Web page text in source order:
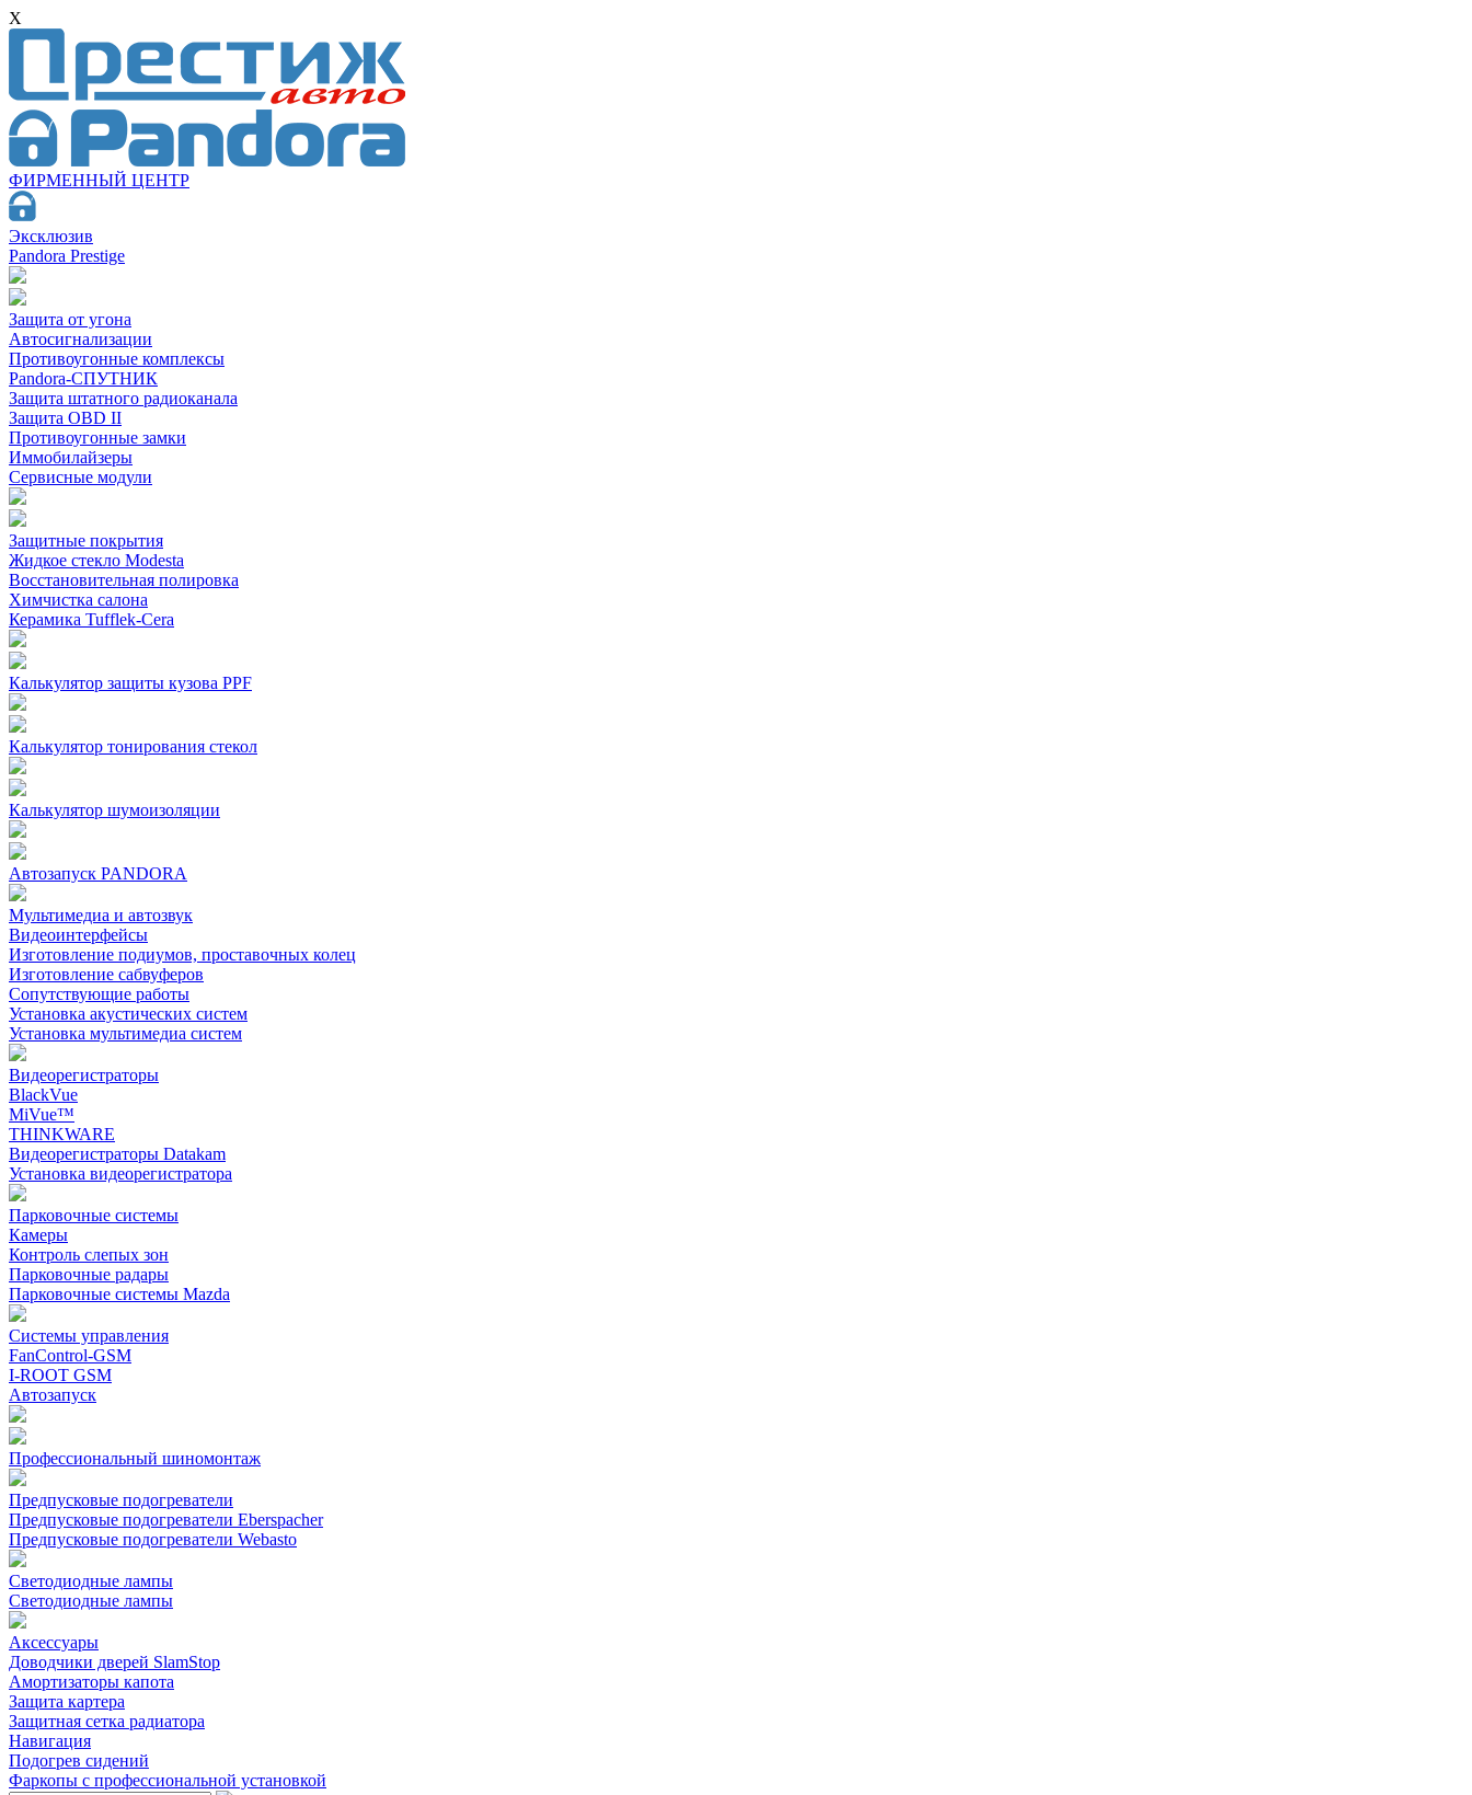
X
ФИРМЕННЫЙ ЦЕНТР
Эксклюзив
Pandora Prestige
Защита от угона
Автосигнализации
Противоугонные комплексы
Pandora-СПУТНИК
Защита штатного радиоканала
Защита OBD II
Противоугонные замки
Иммобилайзеры
Сервисные модули
Защитные покрытия
Жидкое стекло Modesta
Восстановительная полировка
Химчистка салона
Керамика Tufflek-Cera
Калькулятор защиты кузова PPF
Калькулятор тонирования стекол
Калькулятор шумоизоляции
Автозапуск PANDORA
Мультимедиа и автозвук
Видеоинтерфейсы
Изготовление подиумов, проставочных колец
Изготовление сабвуферов
Сопутствующие работы
Установка акустических систем
Установка мультимедиа систем
Видеорегистраторы
BlackVue
MiVue™
THINKWARE
Видеорегистраторы Datakam
Установка видеорегистратора
Парковочные системы
Камеры
Контроль слепых зон
Парковочные радары
Парковочные системы Mazda
Системы управления
FanControl-GSM
I-ROOT GSM
Автозапуск
Профессиональный шиномонтаж
Предпусковые подогреватели
Предпусковые подогреватели Eberspacher
Предпусковые подогреватели Webasto
Светодиодные лампы
Светодиодные лампы
Аксессуары
Доводчики дверей SlamStop
Амортизаторы капота
Защита картера
Защитная сетка радиатора
Навигация
Подогрев сидений
Фаркопы с профессиональной установкой